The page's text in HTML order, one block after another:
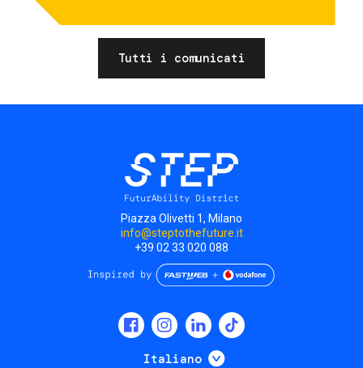
Tutti i comunicati
Piazza Olivetti 1, Milano
info@steptothefuture.it
+39 02 33 020 088
Italiano Mostra ulteriori